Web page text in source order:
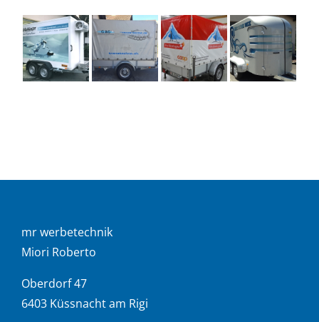
mr werbetechnik
Miori Roberto
Oberdorf 47
6403 Küssnacht am Rigi